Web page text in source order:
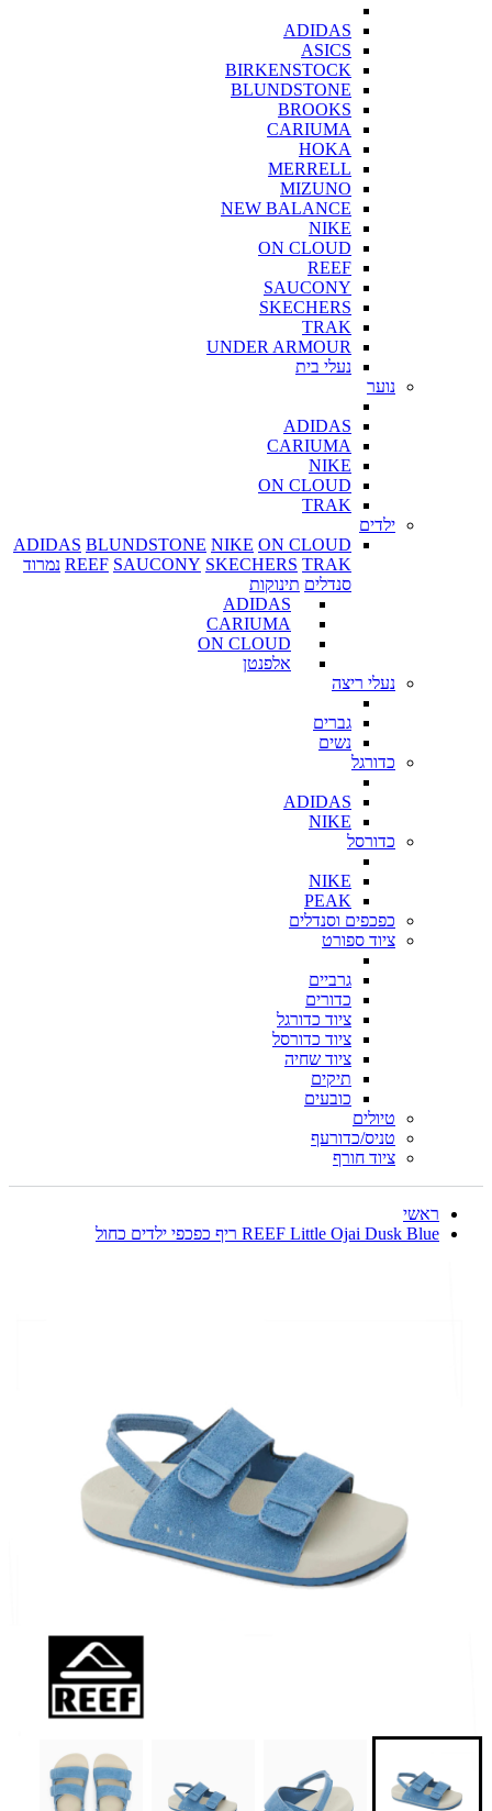
ADIDAS
ASICS
BIRKENSTOCK
BLUNDSTONE
BROOKS
CARIUMA
HOKA
MERRELL
MIZUNO
NEW BALANCE
NIKE
ON CLOUD
REEF
SAUCONY
SKECHERS
TRAK
UNDER ARMOUR
נעלי בית
נוער
ADIDAS
CARIUMA
NIKE
ON CLOUD
TRAK
ילדים
ADIDAS BLUNDSTONE NIKE ON CLOUD
REEF SAUCONY SKECHERS TRAK
נמרוד
סנדלים תינוקות
ADIDAS
CARIUMA
ON CLOUD
אלפנטן
נעלי ריצה
גברים
נשים
כדורגל
ADIDAS
NIKE
כדורסל
NIKE
PEAK
כפכפים וסנדלים
ציוד ספורט
גרביים
כדורים
ציוד כדורגל
ציוד כדורסל
ציוד שחיה
תיקים
כובעים
טיולים
טניס/כדורעף
ציוד חורף
ראשי
REEF Little Ojai Dusk Blue ריף כפכפי ילדים כחול